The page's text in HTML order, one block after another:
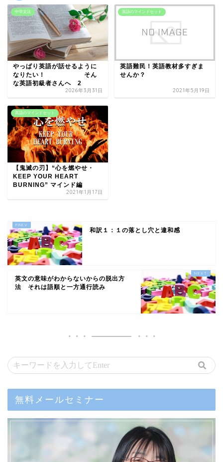
中学文法
やっぱり英語が話せるように
なりたい！ そん
な英語初級者さんへ 2
2026年3月31日
英語のマインドセット
英語難民！英語教材多すぎま
せんか？
2021年5月19日
英語のマインドセット
【鬼滅の刃】“心を燃やせ・
KEEP YOUR HEART
BURNING” マインド編
2021年1月17日
和訳１：１の落とし穴と違和感
英文の意味がわからないからの脱出方
法 それは語順と一方通行読み
無料メールセミナー